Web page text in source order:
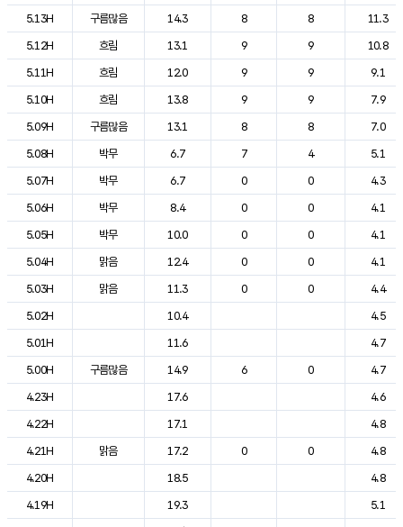
5.13H
구름많음 14.3 8 8
11.3
5.12H
흐림 13.1 9 9
10.8
5.11H
흐림 12.0 9 9
9.1
5.10H
흐림 13.8 9 9
7.9
5.09H
구름많음 13.1 8 8
7.0
5.08H
박무 6.7 7 4
5.1
5.07H
박무 6.7 0 0
4.3
5.06H
박무 8.4 0 0
4.1
5.05H
박무 10.0 0 0
4.1
5.04H
맑음 12.4 0 0
4.1
5.03H
맑음 11.3 0 0
4.4
5.02H
10.4
4.5
5.01H
11.6
4.7
5.00H
구름많음 14.9 6 0
4.7
4.23H
17.6
4.6
4.22H
17.1
4.8
4.21H
맑음 17.2 0 0
4.8
4.20H
18.5
4.8
4.19H
19.3
5.1